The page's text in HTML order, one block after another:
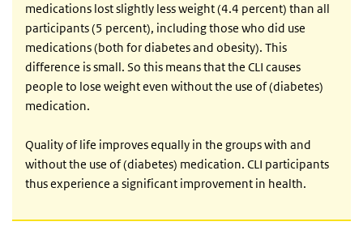
medications lost slightly less weight (4.4 percent) than all
participants (5 percent), including those who did use
medications (both for diabetes and obesity). This
difference is small. So this means that the CLI causes
people to lose weight even without the use of (diabetes)
medication.
Quality of life improves equally in the groups with and
without the use of (diabetes) medication. CLI participants
thus experience a significant improvement in health.